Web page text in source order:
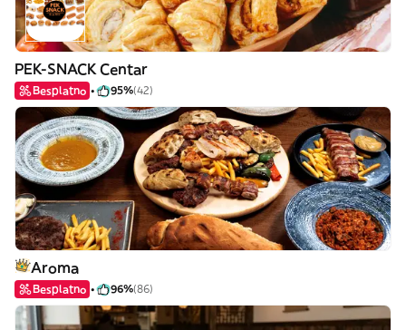
PEK-SNACK Centar
Besplatno 95%(42)
Aroma
Besplatno 96%(86)